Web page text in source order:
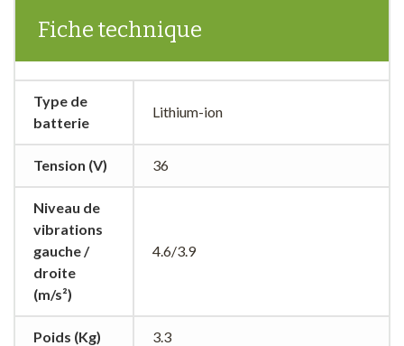
Fiche technique
Type de
batterie
Lithium-ion
Tension (V) 36
Niveau de
vibrations
gauche /
droite
(m/s²)
4.6/3.9
Poids (Kg) 3.3